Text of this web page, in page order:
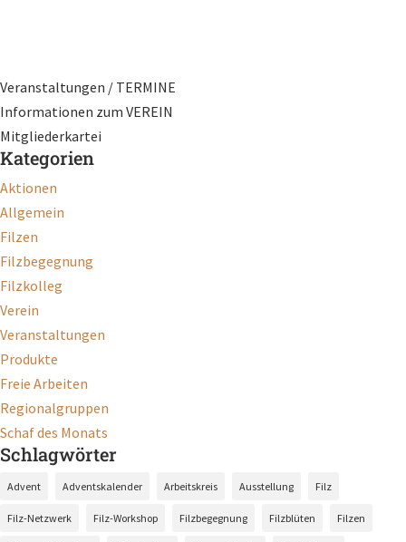
Veranstaltungen / TERMINE
Informationen zum VEREIN
Mitgliederkartei
Kategorien
Aktionen
Allgemein
Filzen
Filzbegegnung
Filzkolleg
Verein
Veranstaltungen
Produkte
Freie Arbeiten
Regionalgruppen
Schaf des Monats
Schlagwörter
Advent Adventskalender Arbeitskreis Ausstellung Filz
Filz-Netzwerk Filz-Workshop Filzbegegnung Filzblüten Filzen